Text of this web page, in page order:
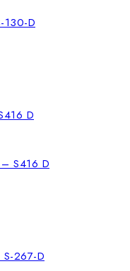
130-D
S416 D